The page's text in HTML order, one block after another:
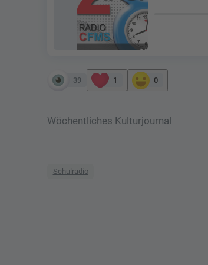
39 1 0
Wöchentliches Kulturjournal
Schulradio